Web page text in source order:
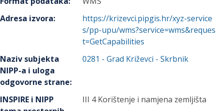
Adresa izvora:
https://krizevci.pipgis.hr/xyz-service
s/pp-upu/wms?service=wms&reques
t=GetCapabilities
Naziv subjekta
NIPP-a i uloga
odgovorne strane:
0281 -Grad Križevci - Skrbnik
INSPIRE i NIPP
III 4 Korištenje i namjena zemljišta